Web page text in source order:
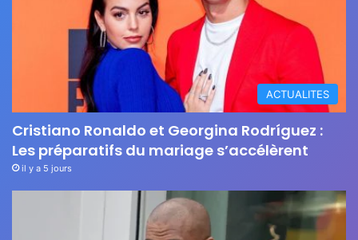
ACTUALITES
Cristiano Ronaldo et Georgina Rodríguez :
Les préparatifs du mariage s’accélèrent
il y a 5 jours